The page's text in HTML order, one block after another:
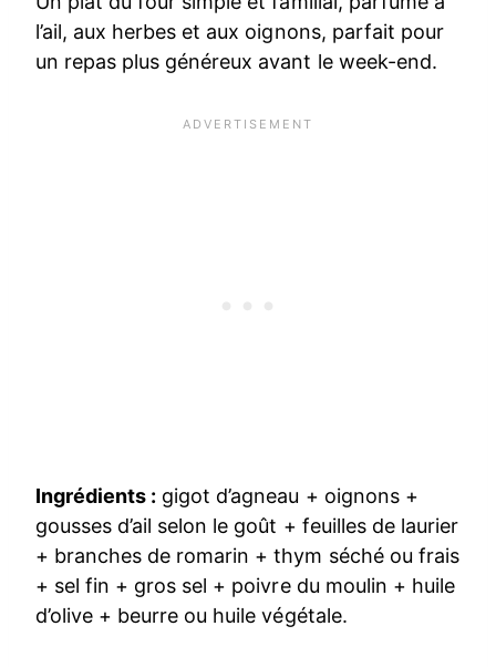
l’ail, aux herbes et aux oignons, parfait pour
un repas plus généreux avant le week-end.
Ingrédients : gigot d’agneau + oignons +
gousses d’ail selon le goût + feuilles de laurier
+ branches de romarin + thym séché ou frais
+ sel fin + gros sel + poivre du moulin + huile
d’olive + beurre ou huile végétale.